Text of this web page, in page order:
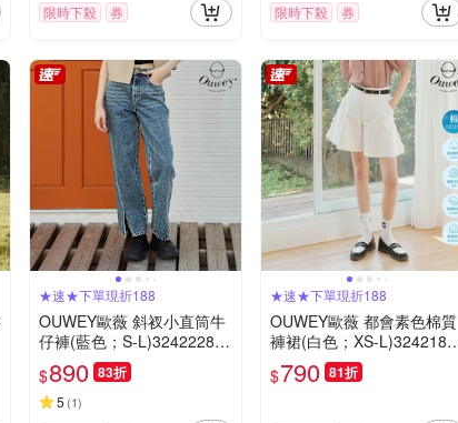
限時下殺 券 限時下殺 券
★速★下單現折188
OUWEY歐薇 斜衩小直筒牛
仔褲(藍色；S-L)324222860
$890 83折
5 (1)
★速★下單現折188
OUWEY歐薇 都會素色棉質
褲裙(白色；XS-L)3242182
405
$790 81折